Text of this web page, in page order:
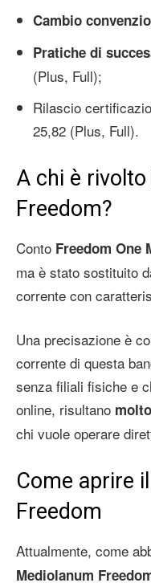
Cambio
Pratiche di
(Plus, Full);
Rilascio
25,82 (Plus, Full).
A chi è
Freedom?
Conto Freedom One
ma è stato sostituito
corrente con
Una precisazione è
corrente di questa
senza filiali fisiche e
online, risultano
chi vuole operare
Come aprire
Freedom
Attualmente, come
Mediolanum